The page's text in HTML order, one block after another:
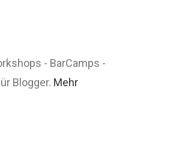
- BarCamps -
Blogger. Mehr